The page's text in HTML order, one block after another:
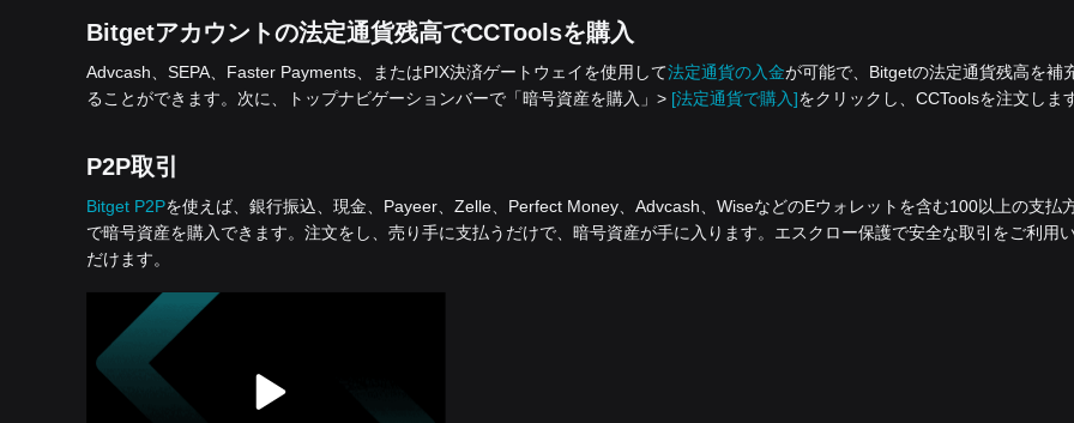
Bitgetアカウントの法定通貨残高でCCToolsを購入
Advcash、SEPA、Faster Payments、またはPIX決済ゲートウェイを使用して法定通貨の入金が可能で、Bitgetの法定通貨残高を補
ることができます。次に、トップナビゲーションバーで「暗号資産を‌購入」> [法定通貨で購入]をクリックし、CCToolsを注文しま
P2P取引
Bitget P2Pを使えば、銀行振込、現金、Payeer、Zelle、Perfect Money、Advcash、WiseなどのEウォレットを含む100以上の支払
で暗号資産を購入できます。注文をし、売り手に支払うだけで、暗号資産が手に入ります。エスクロー保護で安全な取引をご利用
だけます。